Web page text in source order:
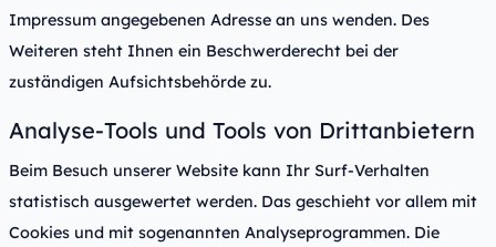
Impressum angegebenen Adresse an uns wenden. Des
Weiteren steht Ihnen ein Beschwerderecht bei der
zuständigen Aufsichtsbehörde zu.
Analyse-Tools und Tools von Drittanbietern
Beim Besuch unserer Website kann Ihr Surf-Verhalten
statistisch ausgewertet werden. Das geschieht vor allem mit
Cookies und mit sogenannten Analyseprogrammen. Die